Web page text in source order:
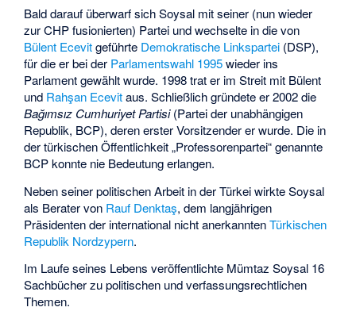
Bald darauf überwarf sich Soysal mit seiner (nun wieder
zur CHP fusionierten) Partei und wechselte in die von
Bülent Ecevitgeführte Demokratische Linkspartei (DSP),
für die er bei der Parlamentswahl 1995wieder ins
Parlament gewählt wurde. 1998 trat er im Streit mit Bülent
und Rahşan Ecevitaus. Schließlich gründete er 2002 die
Bağımsız Cumhuriyet Partisi(Partei der unabhängigen
Republik, BCP), deren erster Vorsitzender er wurde. Die in
der türkischen Öffentlichkeit „Professorenpartei“ genannte
BCP konnte nie Bedeutung erlangen.
Neben seiner politischen Arbeit in der Türkei wirkte Soysal
als Berater von Rauf Denktaş, dem langjährigen
Präsidenten der international nicht anerkanntenTürkischen
Republik Nordzypern.
Im Laufe seines Lebens veröffentlichte Mümtaz Soysal 16
Sachbücher zu politischen und verfassungsrechtlichen
Themen.